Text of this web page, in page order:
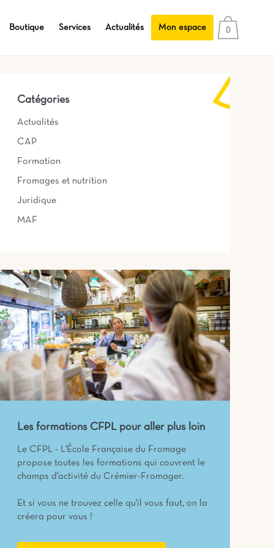
0
Boutique Services Actualités Mon espace
Catégories
Actualités
CAP
Formation
Fromages et nutrition
Juridique
MAF
Les formations CFPL pour aller plus loin
Le CFPL - L'École Française du Fromage
propose toutes les formations qui couvrent le
champs d'activité du Crémier-Fromager.
Et si vous ne trouvez celle qu'il vous faut, on la
créera pour vous !